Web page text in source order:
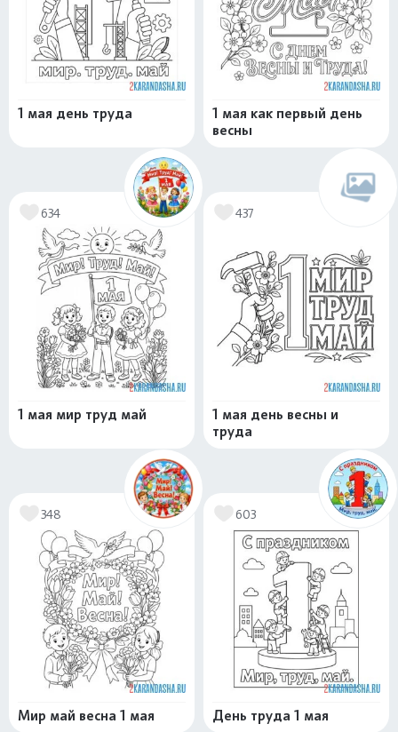
1 мая день труда
1 мая как первый день
весны
634
1 мая мир труд май
437
1 мая день весны и
труда
348
Мир май весна 1 мая
603
День труда 1 мая